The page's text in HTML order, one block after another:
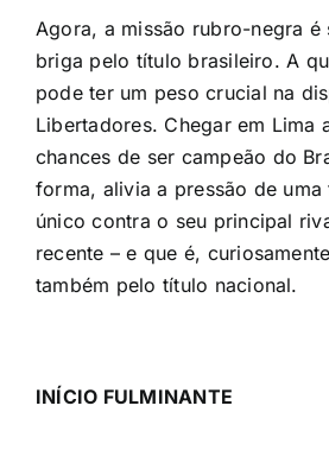
Agora, a missão rubro-negra é
briga pelo título brasileiro. A
pode ter um peso crucial na
Libertadores. Chegar em Lima
chances de ser campeão do
forma, alivia a pressão de
único contra o seu principal
recente – e que é,
também pelo título nacional.
INÍCIO FULMINANTE